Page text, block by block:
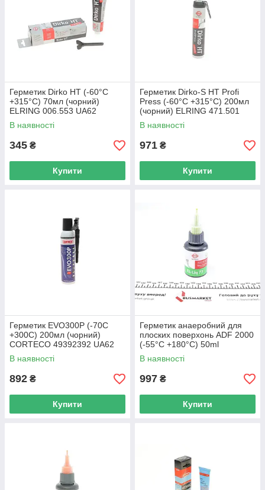
Герметик Dirko HT (-60°C
+315°C) 70мл (чорний)
ELRING 006.553 UA62
В наявності
345 ₴
Купити
Герметик Dirko-S HT Profi
Press (-60°C +315°C) 200мл
(чорний) ELRING 471.501
UA62
В наявності
971 ₴
Купити
Герметик EVO300P (-70C
+300C) 200мл (чорний)
CORTECO 49392392 UA62
В наявності
892 ₴
Купити
Герметик анаеробний для
плоских поверхонь ADF 2000
(-55°C +180°C) 50ml
(зелений) ELRING 777.792
UA62
В наявності
997 ₴
Купити